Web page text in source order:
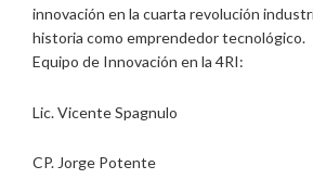
innovación en la cuarta revolución
historia como emprendedor tecnológico.
Equipo de Innovación en la 4RI:
Lic. Vicente Spagnulo
CP. Jorge Potente